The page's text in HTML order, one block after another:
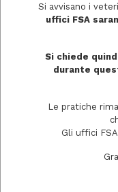
Via Trecchi, 20
Si avvisano i
uffici FSA
Si chiede
durante
Le pratiche
Gli uffici